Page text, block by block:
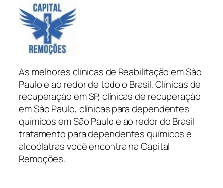
As melhores clínicas de Reabilitação em São
Paulo e ao redor de todo o Brasil. Clínicas de
recuperação em SP, clínicas de recuperação
em São Paulo, clínicas para dependentes
químicos em São Paulo e ao redor do Brasil
tratamento para dependentes químicos e
alcoólatras você encontra na Capital
Remoções.